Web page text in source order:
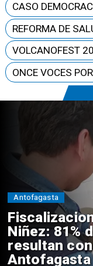
CASO
REFORMA DE
VOLCANOFEST
ONCE VOCES
Niñez: 81%
resultan
Antofagasta
Antofagasta